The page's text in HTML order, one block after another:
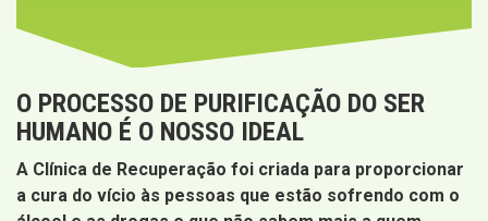
O PROCESSO DE PURIFICAÇÃO DO SER
HUMANO É O NOSSO IDEAL
A Clínica de Recuperação foi criada para proporcionar
a cura do vício às pessoas que estão sofrendo com o